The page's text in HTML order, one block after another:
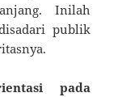
Inilah
publik
pada